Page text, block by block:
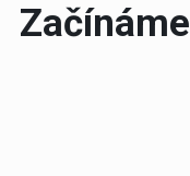
Začínáme